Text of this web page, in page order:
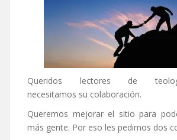
Queridos lectores de
necesitamos su colaboración.
Queremos mejorar el sitio para
más gente. Por eso les pedimos dos